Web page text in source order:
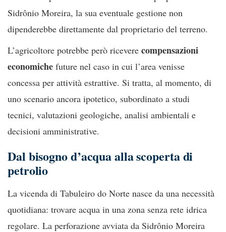
Sidrônio Moreira, la sua eventuale gestione non
dipenderebbe direttamente dal proprietario del terreno.
L’agricoltore potrebbe però ricevere compensazioni
economiche future nel caso in cui l’area venisse
concessa per attività estrattive. Si tratta, al momento, di
uno scenario ancora ipotetico, subordinato a studi
tecnici, valutazioni geologiche, analisi ambientali e
decisioni amministrative.
Dal bisogno d’acqua alla scoperta di
petrolio
La vicenda di Tabuleiro do Norte nasce da una necessità
quotidiana: trovare acqua in una zona senza rete idrica
regolare. La perforazione avviata da Sidrônio Moreira